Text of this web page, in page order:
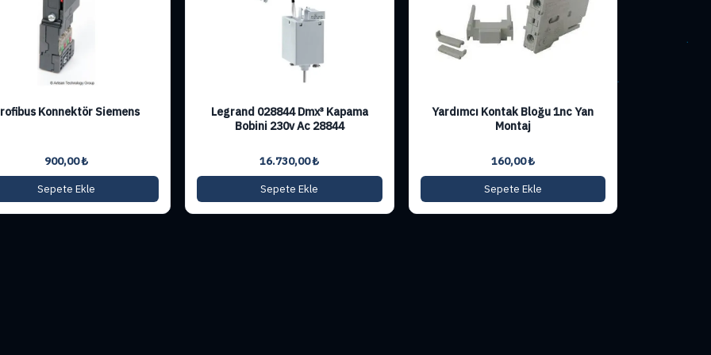
Konnektör Siemens
900,00₺
Sepete Ekle
Legrand 028844 Dmx³ Kapama
Bobini 230v Ac 28844
16.730,00₺
Sepete Ekle
Yardımcı Kontak Bloğu 1nc Yan
Montaj
160,00₺
Sepete Ekle